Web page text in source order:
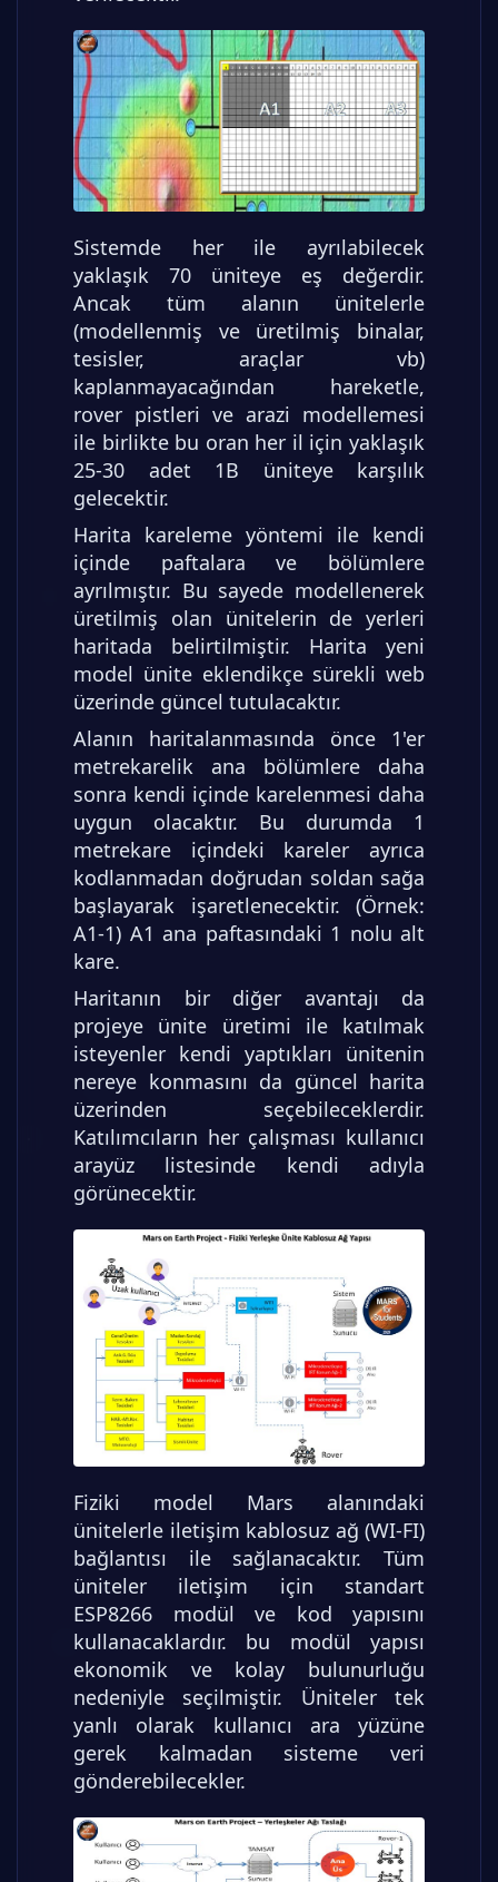
Sistemde her ile ayrılabilecek
yaklaşık 70 üniteye eş değerdir.
Ancak tüm alanın ünitelerle
(modellenmiş ve üretilmiş binalar,
tesisler, araçlar vb)
kaplanmayacağından hareketle,
rover pistleri ve arazi modellemesi
ile birlikte bu oran her il için yaklaşık
25-30 adet 1B üniteye karşılık
gelecektir.
Harita kareleme yöntemi ile kendi
içinde paftalara ve bölümlere
ayrılmıştır. Bu sayede modellenerek
üretilmiş olan ünitelerin de yerleri
haritada belirtilmiştir. Harita yeni
model ünite eklendikçe sürekli web
üzerinde güncel tutulacaktır.
Alanın haritalanmasında önce 1'er
metrekarelik ana bölümlere daha
sonra kendi içinde karelenmesi daha
uygun olacaktır. Bu durumda 1
metrekare içindeki kareler ayrıca
kodlanmadan doğrudan soldan sağa
başlayarak işaretlenecektir. (Örnek:
A1-1) A1 ana paftasındaki 1 nolu alt
kare.
Haritanın bir diğer avantajı da
projeye ünite üretimi ile katılmak
isteyenler kendi yaptıkları ünitenin
nereye konmasını da güncel harita
üzerinden seçebileceklerdir.
Katılımcıların her çalışması kullanıcı
arayüz listesinde kendi adıyla
görünecektir.
Fiziki model Mars alanındaki
ünitelerle iletişim kablosuz ağ (WI-FI)
bağlantısı ile sağlanacaktır. Tüm
üniteler iletişim için standart
ESP8266 modül ve kod yapısını
kullanacaklardır. bu modül yapısı
ekonomik ve kolay bulunurluğu
nedeniyle seçilmiştir. Üniteler tek
yanlı olarak kullanıcı ara yüzüne
gerek kalmadan sisteme veri
gönderebilecekler.